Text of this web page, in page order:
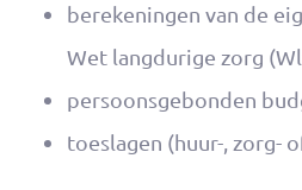
berekeningen van de
Wet langdurige zorg
persoonsgebonden
toeslagen (huur-, zorg-